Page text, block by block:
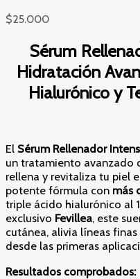
$25.000
Sérum
Hidratación
Hialurónico y
El Sérum Rellenador
un tratamiento avanzado
rellena y revitaliza tu piel
potente fórmula con más
triple ácido hialurónico al
exclusivo Fevillea, este
cutánea, alivia líneas
desde las primeras
Resultados comprobados: